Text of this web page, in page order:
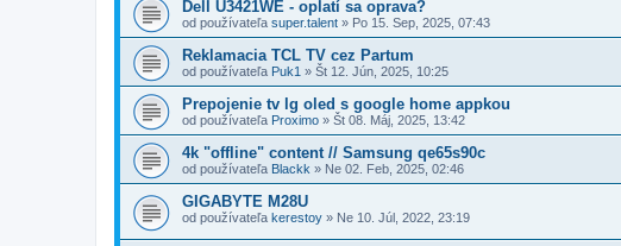
Dell U3421WE - oplatí sa oprava?
od používateľa super.talent » Po 15. Sep, 2025, 07:43
Reklamacia TCL TV cez Partum
od používateľa Puk1 » Št 12. Jún, 2025, 10:25
Prepojenie tv lg oled s google home appkou
od používateľa Proximo » Št 08. Máj, 2025, 13:42
4k "offline" content // Samsung qe65s90c
od používateľa Blackk » Ne 02. Feb, 2025, 02:46
GIGABYTE M28U
od používateľa kerestoy » Ne 10. Júl, 2022, 23:19